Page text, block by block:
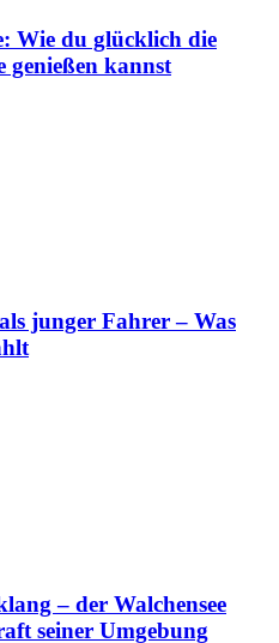
Wie du glücklich die
genießen kannst
junger Fahrer – Was
– der Walchensee
seiner Umgebung